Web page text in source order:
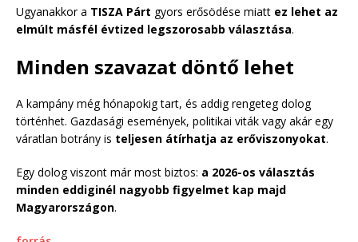
Ugyanakkor a TISZA Párt gyors erősödése miatt ez lehet az
elmúlt másfél évtized legszorosabb választása.
Minden szavazat döntő lehet
A kampány még hónapokig tart, és addig rengeteg dolog
történhet. Gazdasági események, politikai viták vagy akár egy
váratlan botrány is teljesen átírhatja az erőviszonyokat.
Egy dolog viszont már most biztos: a 2026-os választás
minden eddiginél nagyobb figyelmet kap majd
Magyarországon.